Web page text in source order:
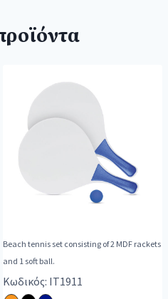
Beach tennis set consisting of 2 MDF rackets
and 1 soft ball.
Κωδικός: IT1911